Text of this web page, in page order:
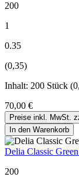
200
1
0.35
(0,35)
Inhalt: 200 Stück
70,00 €
Preise inkl. MwSt.
In den Warenkorb
Delia Classic
200